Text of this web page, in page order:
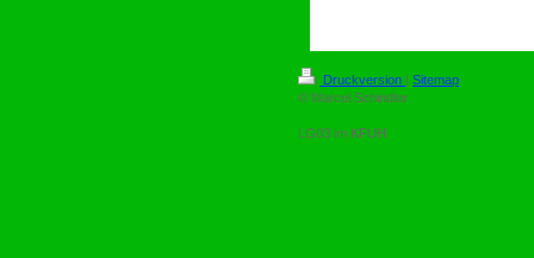
Druckversion | Sitemap
© Marcel Schindler
LG03 im KFUH